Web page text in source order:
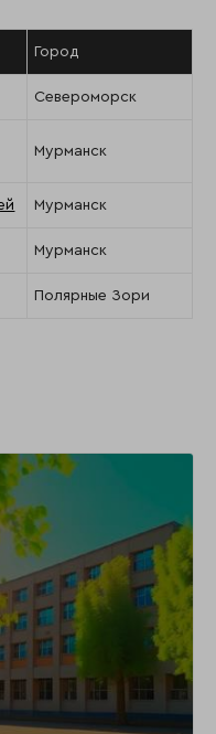
Город
Североморск
Мурманск
Мурманск
Мурманск
Полярные Зори